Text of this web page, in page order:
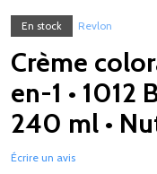
En stock Revlon
Crème
en-1 • 1012
240 ml •
Écrire un avis